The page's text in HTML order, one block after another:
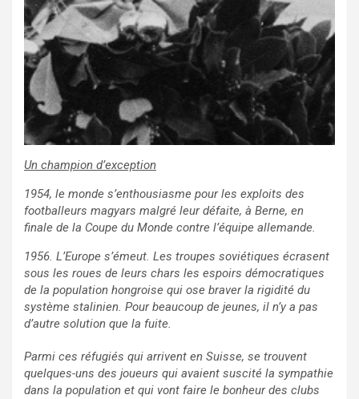
Un champion d’exception
1954, le monde s’enthousiasme pour les exploits des
footballeurs magyars malgré leur défaite, à Berne, en
finale de la Coupe du Monde contre l’équipe allemande.
1956. L’Europe s’émeut. Les troupes soviétiques écrasent
sous les roues de leurs chars les espoirs démocratiques
de la population hongroise qui ose braver la rigidité du
système stalinien. Pour beaucoup de jeunes, il n’y a pas
d’autre solution que la fuite.
Parmi ces réfugiés qui arrivent en Suisse, se trouvent
quelques-uns des joueurs qui avaient suscité la sympathie
dans la population et qui vont faire le bonheur des clubs